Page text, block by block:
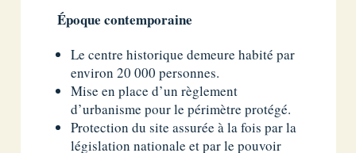
Époque contemporaine
Le centre historique demeure habité par
environ 20 000 personnes.
Mise en place d’un règlement
d’urbanisme pour le périmètre protégé.
Protection du site assurée à la fois par la
législation nationale et par le pouvoir